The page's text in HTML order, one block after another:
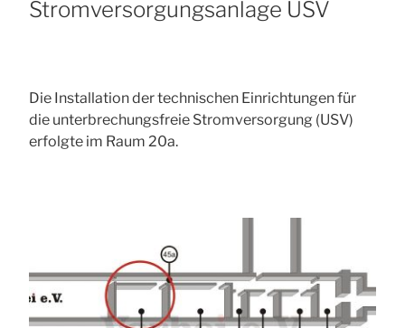
Stromversorgungsanlage USV
Die Installation der technischen Einrichtungen für
die unterbrechungsfreie Stromversorgung (USV)
erfolgte im Raum 20a.